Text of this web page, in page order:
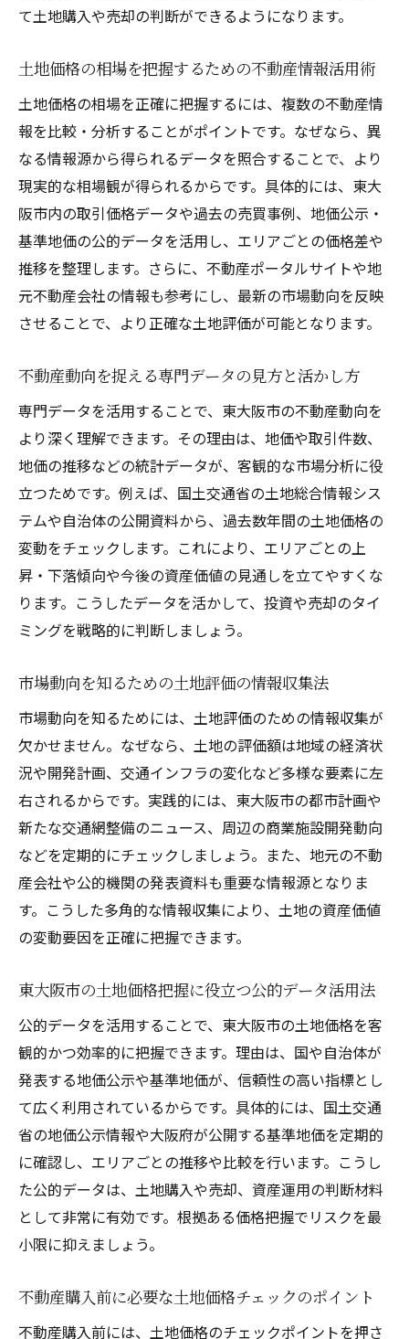
て土地購入や売却の判断ができるようになります。
土地価格の相場を把握するための不動産情報活用術
土地価格の相場を正確に把握するには、複数の不動産情
報を比較・分析することがポイントです。なぜなら、異
なる情報源から得られるデータを照合することで、より
現実的な相場観が得られるからです。具体的には、東大
阪市内の取引価格データや過去の売買事例、地価公示・
基準地価の公的データを活用し、エリアごとの価格差や
推移を整理します。さらに、不動産ポータルサイトや地
元不動産会社の情報も参考にし、最新の市場動向を反映
させることで、より正確な土地評価が可能となります。
不動産動向を捉える専門データの見方と活かし方
専門データを活用することで、東大阪市の不動産動向を
より深く理解できます。その理由は、地価や取引件数、
地価の推移などの統計データが、客観的な市場分析に役
立つためです。例えば、国土交通省の土地総合情報シス
テムや自治体の公開資料から、過去数年間の土地価格の
変動をチェックします。これにより、エリアごとの上
昇・下落傾向や今後の資産価値の見通しを立てやすくな
ります。こうしたデータを活かして、投資や売却のタイ
ミングを戦略的に判断しましょう。
市場動向を知るための土地評価の情報収集法
市場動向を知るためには、土地評価のための情報収集が
欠かせません。なぜなら、土地の評価額は地域の経済状
況や開発計画、交通インフラの変化など多様な要素に左
右されるからです。実践的には、東大阪市の都市計画や
新たな交通網整備のニュース、周辺の商業施設開発動向
などを定期的にチェックしましょう。また、地元の不動
産会社や公的機関の発表資料も重要な情報源となりま
す。こうした多角的な情報収集により、土地の資産価値
の変動要因を正確に把握できます。
東大阪市の土地価格把握に役立つ公的データ活用法
公的データを活用することで、東大阪市の土地価格を客
観的かつ効率的に把握できます。理由は、国や自治体が
発表する地価公示や基準地価が、信頼性の高い指標とし
て広く利用されているからです。具体的には、国土交通
省の地価公示情報や大阪府が公開する基準地価を定期的
に確認し、エリアごとの推移や比較を行います。こうし
た公的データは、土地購入や売却、資産運用の判断材料
として非常に有効です。根拠ある価格把握でリスクを最
小限に抑えましょう。
不動産購入前に必要な土地価格チェックのポイント
不動産購入前には、土地価格のチェックポイントを押さ